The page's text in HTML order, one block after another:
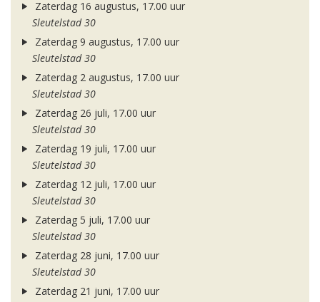
Zaterdag 16 augustus, 17.00 uur
Sleutelstad 30
Zaterdag 9 augustus, 17.00 uur
Sleutelstad 30
Zaterdag 2 augustus, 17.00 uur
Sleutelstad 30
Zaterdag 26 juli, 17.00 uur
Sleutelstad 30
Zaterdag 19 juli, 17.00 uur
Sleutelstad 30
Zaterdag 12 juli, 17.00 uur
Sleutelstad 30
Zaterdag 5 juli, 17.00 uur
Sleutelstad 30
Zaterdag 28 juni, 17.00 uur
Sleutelstad 30
Zaterdag 21 juni, 17.00 uur